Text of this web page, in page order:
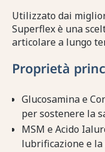
Utilizzato dai
Superflex è una
articolare a lungo
Proprietà
Glucosamina e
per sostenere la
MSM e Acido
lubrificazione e